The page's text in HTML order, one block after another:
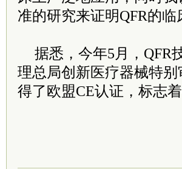
准的研究来证明QFR的
据悉，今年5月，QFR
理总局创新医疗器械特别
得了欧盟CE认证，标志